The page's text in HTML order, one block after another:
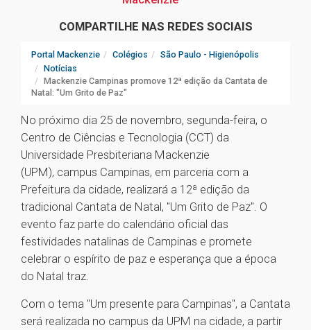
COMPARTILHE NAS REDES SOCIAIS
Portal Mackenzie Colégios
São Paulo - Higienópolis
Notícias
Mackenzie Campinas promove 12ª edição da Cantata de
Natal: "Um Grito de Paz"
No próximo dia 25 de novembro, segunda-feira, o
Centro de Ciências e Tecnologia (CCT) da
Universidade Presbiteriana Mackenzie
(UPM), campus Campinas, em parceria com a
Prefeitura da cidade, realizará a 12ª edição da
tradicional Cantata de Natal, "Um Grito de Paz". O
evento faz parte do calendário oficial das
festividades natalinas de Campinas e promete
celebrar o espírito de paz e esperança que a época
do Natal traz.
Com o tema "Um presente para Campinas", a Cantata
será realizada no campus da UPM na cidade, a partir